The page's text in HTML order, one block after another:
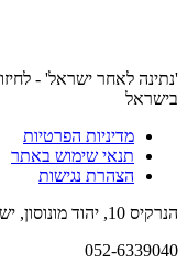
'נתינה לאחר ישראל' -
בישראל
מדיניות הפרטיות
תנאי שימוש באתר
הצהרת נגישות
הנרקיס 10, יהוד מונוסון, ישראל, 5632025
052-6339040​